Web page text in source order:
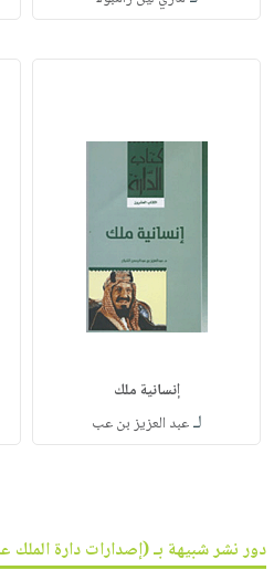
إنسانية ملك
لـعبد العزيز بن عب
دور نشر شبيهة بـ (إصدارات دارة الملك